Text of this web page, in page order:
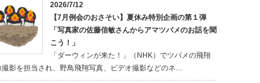
2026/7/12
【7月例会のおさそい】夏休み特別企画の第１弾
「写真家の佐藤信敏さんからアマツバメのお話を聞
こう！」
「ダーウィンが来た！」（NHK）でツバメの飛翔
撮影を担当され、野鳥飛翔写真、ビデオ撮影などのネ…